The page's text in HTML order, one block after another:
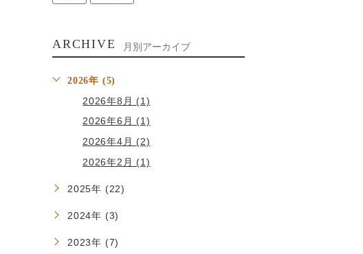
ARCHIVE 月別アーカイブ
2026年 (5)
2026年8月 (1)
2026年6月 (1)
2026年4月 (2)
2026年2月 (1)
2025年 (22)
2024年 (3)
2023年 (7)